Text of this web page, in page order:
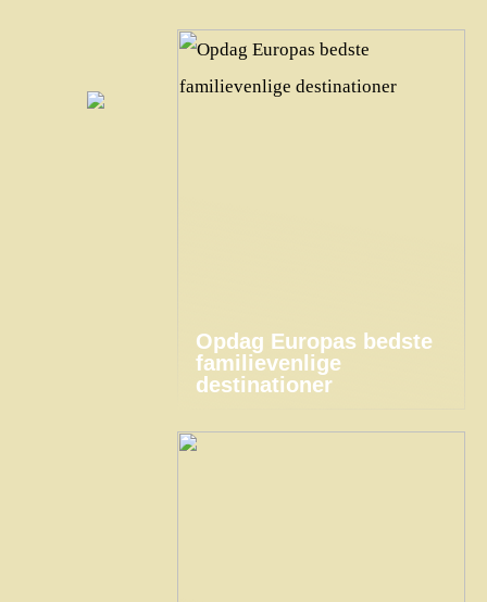
Opdag Europas bedste
familievenlige
destinationer